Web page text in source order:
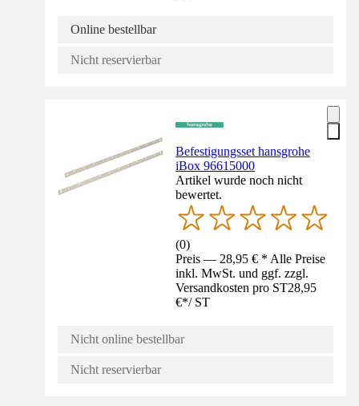
Online bestellbar
Nicht reservierbar
Befestigungsset hansgrohe
iBox 96615000
Artikel wurde noch nicht
bewertet.
(0)
Preis — 28,95 € * Alle Preise
inkl. MwSt. und ggf. zzgl.
Versandkosten pro ST28,95
€*/ ST
Nicht online bestellbar
Nicht reservierbar